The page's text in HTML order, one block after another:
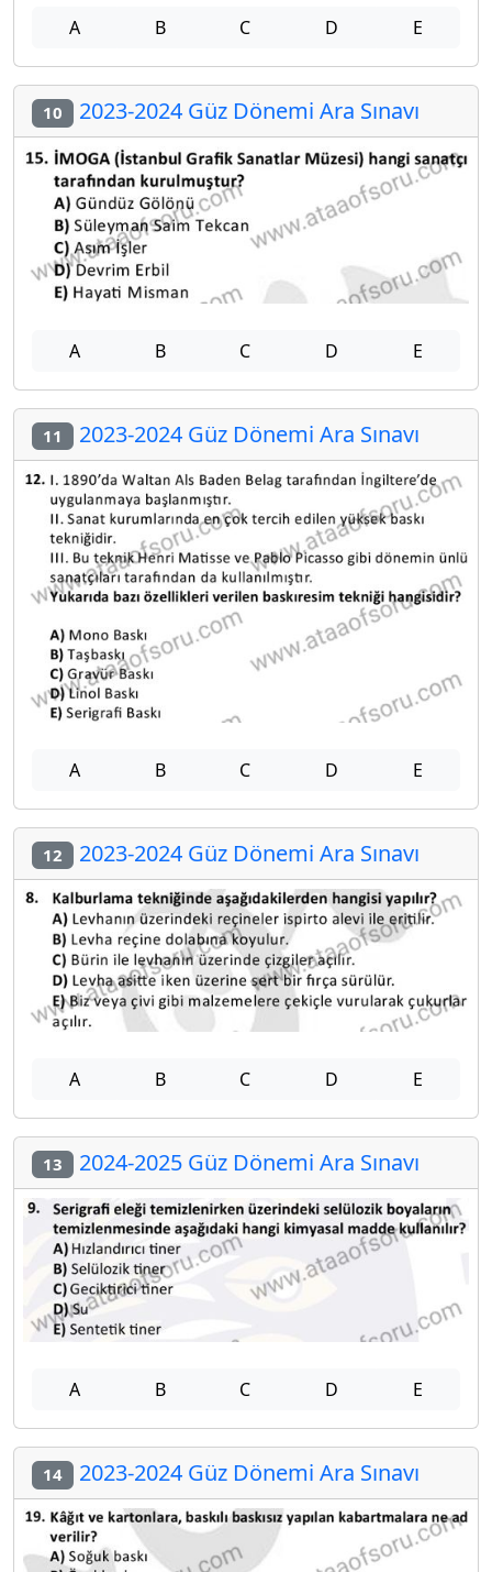
A B C D E
10 2023-2024 Güz Dönemi Ara Sınavı
A B C D E
11 2023-2024 Güz Dönemi Ara Sınavı
A B C D E
12 2023-2024 Güz Dönemi Ara Sınavı
A B C D E
13 2024-2025 Güz Dönemi Ara Sınavı
A B C D E
14 2023-2024 Güz Dönemi Ara Sınavı